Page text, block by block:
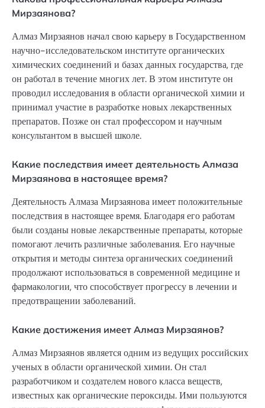
Мирзаянова?
Алмаз Мирзаянов начал свою карьеру в Государственном
научно-исследовательском институте органических
химических соединений и базах данных государства, где
он работал в течение многих лет. В этом институте он
проводил исследования в области органической химии и
принимал участие в разработке новых лекарственных
препаратов. Позже он стал профессором и научным
консультантом в высшей школе.
Какие последствия имеет деятельность Алмаза
Мирзаянова в настоящее время?
Деятельность Алмаза Мирзаянова имеет положительные
последствия в настоящее время. Благодаря его работам
были созданы новые лекарственные препараты, которые
помогают лечить различные заболевания. Его научные
открытия и методы синтеза органических соединений
продолжают использоваться в современной медицине и
фармакологии, что способствует прогрессу в лечении и
предотвращении заболеваний.
Какие достижения имеет Алмаз Мирзаянов?
Алмаз Мирзаянов является одним из ведущих российских
ученых в области органической химии. Он стал
разработчиком и создателем нового класса веществ,
известных как органические пероксиды. Ими пользуются